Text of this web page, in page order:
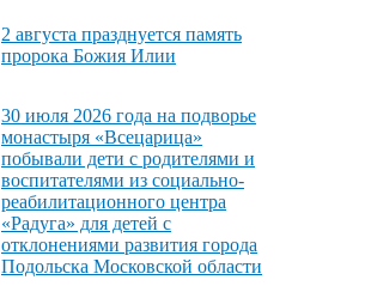
2 августа празднуется память
пророка Божия Илии
30 июля 2026 года на подворье
монастыря «Всецарица»
побывали дети с родителями и
воспитателями из социально-
реабилитационного центра
«Радуга» для детей с
отклонениями развития города
Подольска Московской области